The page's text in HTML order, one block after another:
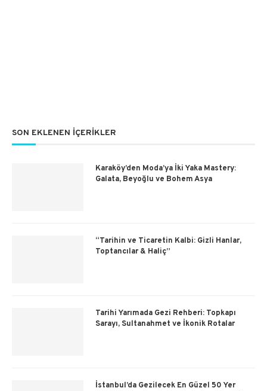
SON EKLENEN İÇERIKLER
Karaköy’den Moda’ya İki Yaka Mastery:
Galata, Beyoğlu ve Bohem Asya
“Tarihin ve Ticaretin Kalbi: Gizli Hanlar,
Toptancılar & Haliç”
Tarihi Yarımada Gezi Rehberi: Topkapı
Sarayı, Sultanahmet ve İkonik Rotalar
İstanbul’da Gezilecek En Güzel 50 Yer